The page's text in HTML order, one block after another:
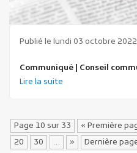
Publié le lundi 03 octobre 2022
Communiqué | Conseil
Lire la suite
Page 10 sur 33 « Première
20
30 … » Dernière